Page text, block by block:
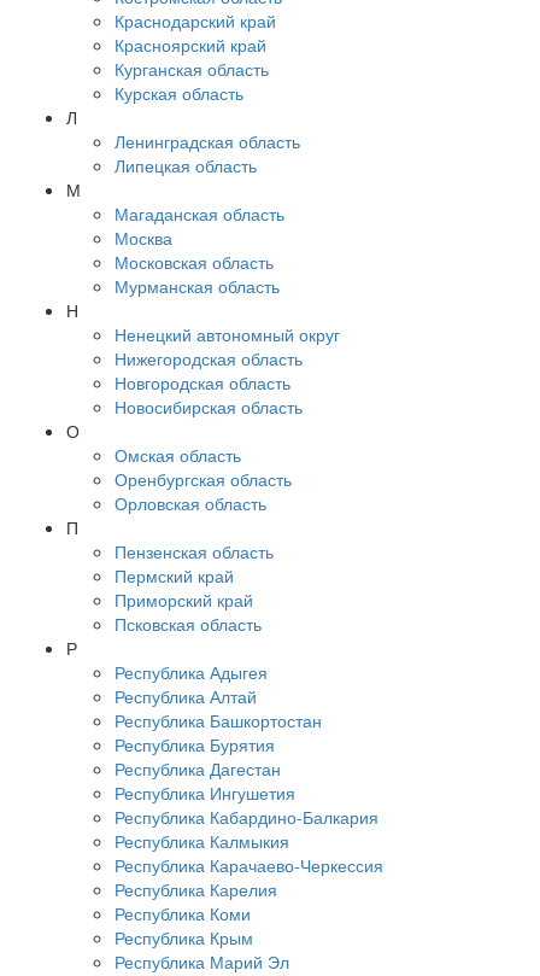
Краснодарский край
Красноярский край
Курганская область
Курская область
Л
Ленинградская область
Липецкая область
М
Магаданская область
Москва
Московская область
Мурманская область
Н
Ненецкий автономный округ
Нижегородская область
Новгородская область
Новосибирская область
О
Омская область
Оренбургская область
Орловская область
П
Пензенская область
Пермский край
Приморский край
Псковская область
Р
Республика Адыгея
Республика Алтай
Республика Башкортостан
Республика Бурятия
Республика Дагестан
Республика Ингушетия
Республика Кабардино-Балкария
Республика Калмыкия
Республика Карачаево-Черкессия
Республика Карелия
Республика Коми
Республика Крым
Республика Марий Эл